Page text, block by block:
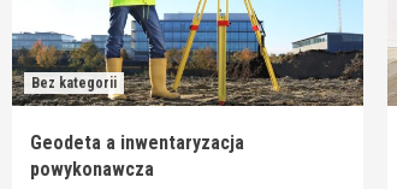
Bez kategorii
Geodeta a inwentaryzacja
powykonawcza